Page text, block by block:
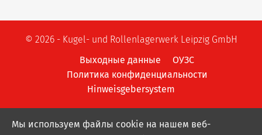
© 2026 - Kugel- und Rollenlagerwerk Leipzig GmbH
Выходные данные
ОУЗС
Политика конфиденциальности
Hinweisgebersystem
Мы используем файлы cookie на нашем веб-